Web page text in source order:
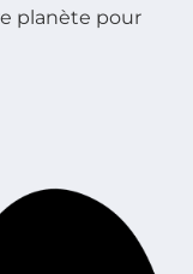
planète pour